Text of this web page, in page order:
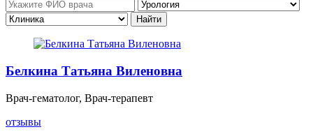
Белкина Татьяна Виленовна
Врач-гематолог, Врач-терапевт
отзывы